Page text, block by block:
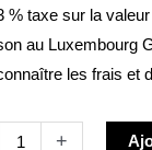
% taxe sur la
au Luxembourg
les frais et
+